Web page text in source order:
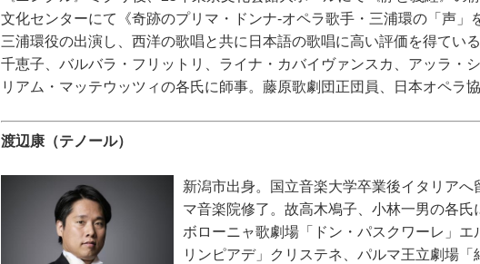
文化センターにて《奇跡のプリマ・ドンナ-オペラ歌手・三浦環の「声」
三浦環役の出演し、西洋の歌唱と共に日本語の歌唱に高い評価を得てい
千恵子、バルバラ・フリットリ、ライナ・カバイヴァンスカ、アッラ・
リアム・マッテウッツィの各氏に師事。藤原歌劇団正団員、日本オペラ協
渡辺康（テノール）
新潟市出身。国立音楽大学卒業後イタリアへ
マ音楽院修了。故高木鳰子、小林一男の各氏
ボローニャ歌劇場「ドン・パスクワーレ」エ
リンピアデ」クリステネ、パルマ王立劇場「